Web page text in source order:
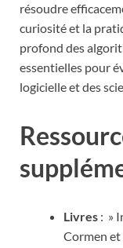
résoudre
curiosité et la
profond des
essentielles pour
logicielle et des
Livres : »
Cormen et